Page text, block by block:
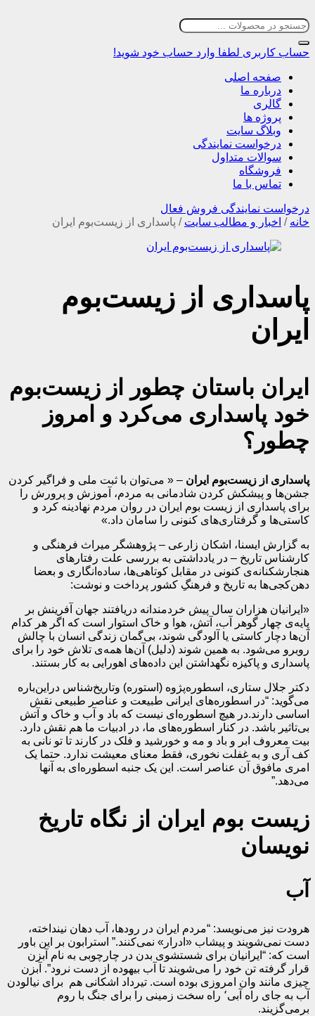
حساب کاربری لطفا وارد حساب خود شوید!
صفحه اصلی
درباره ما
گالری
پروژه ها
وبلاگ سایت
درخواست نمایندگی
سوالات متداول
فروشگاه
تماس با ما
درخواست نمایندگی فروش فعال
خانه / اخبار و مطالب سایت / پاسداری از زیست‌بوم ایران
پاسداری از زیست‌بوم
ایران
ایران باستان چطور از زیست‌بوم
خود پاسداری می‌کرد و امروز
چطور؟
پاسداری از زیست‌بوم ایران – « می‌توان با ثبت ملی و فراگیر کردن
جشن‌ها و پیشکش کردن شادمانی به مردم، آموزش و پرورش را
برای پاسداری از زیست بوم ایران در روان مردم نهادینه کرد و
کاستی‌ها و گرفتاری‌های کنونی را سامان داد.»
به گزارش ایسنا، اشکان زارعی – پژوهشگر میراث فرهنگی و
کارشناس تاریخ – در یادداشتی به بررسی علت رفتارهای
هنجارشکنانه‌ی کنونی در مقابل کوتاهی‌ها، ساده‌انگاری و بعضا
دهن‌کجی‌ها به تاریخ و فرهنگِ کشور پرداخت و نوشت:
«ایرانیان هزاران سال پیش خردمندانه دریافتند جهان آفرینش بر
پایه‌ی چهار گوهر آب، آتش، هوا و خاک استوار است که اگر هر کدام
آن‌ها دچار کاستی یا آلودگی شوند، بی‌گمان زندگی انسان با چالش
روبرو می‌شود. به همین شوند (دلیل) آن‌ها همه‌ی تلاش خود را برای
پاسداری و پاکیزه نگهداشتن این داده‌های اهورایی به کار بستند.
دکتر جلال ستاری، اسطوره‌پژوه (استوره) وتاریخ‌شناس دراین‌باره
می‌گوید: “در اسطوره‌های ایرانی طبیعت و عناصر طبیعی نقش
اساسی‌ دارند.در هیچ اسطوره‌ای نیست که باد و آب و خاک و آتش
بی‌تاثیر باشد. در کنار اسطوره‌های ما، در ادبیات ما هم نقش دارد.
بیت معروف ابر و باد و مه و خورشید و فلک در کارند تا تو نانی به
کف آری و به غفلت نخوری، فقط معنای معیشت ندارد. حتما یک
امری مافوق آن عناصر است. این یک جنبه اسطوره‌ای به آنها
می‌دهد.”
زیست بوم ایران از نگاه تاریخ
نویسان
آب
هرودت نیز می‌نویسد: “مردم ایران در رودها، آب دهان نینداخته،
دست نمی‌شویند و پیشاب «ادرار» نمی‌کنند.” استرابون بر این باور
است که: “ایرانیان برای شستشوی بدن در چارچوبی به نام آبزن
قرار گرفته تن خود را می‌شویند تا آب بیهوده از دست نرود”. آبزن
چیزی مانند وان امروزی بوده است. تیرداد اشکانی هم برای نیالودن
آب به جای راه آبی٬ راه سخت زمینی را برای جنگ با روم
برمی‌گزیند.